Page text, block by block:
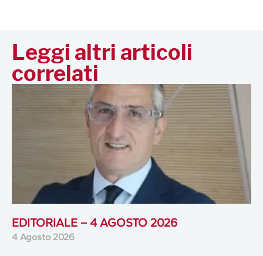
Leggi altri articoli
correlati
EDITORIALE – 4 AGOSTO 2026
4 Agosto 2026